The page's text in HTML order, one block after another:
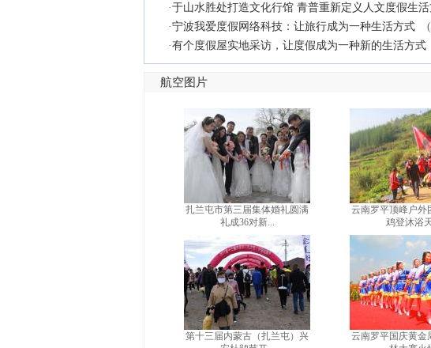
·于山水胜处打造文化行馆 青普重新定义人文度假生
·宁波我爱度假网络科技：让旅行成为一种生活方式
·有个度假屋实地采访，让度假成为一种新的生活方式
航空图片
扎兰屯市第三届集体婚礼圆满
礼成36对新...
第十三届内蒙古（扎兰屯）兴
云南罗平顶峰户外
鸡登沐浴
云南罗平国庆黄金